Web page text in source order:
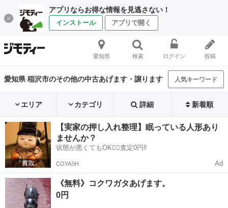
アプリならお得な情報を見逃さない！
インストール アプリで開く
愛知県 検索 ログイン 投稿
愛知県 稲沢市のその他の中古あげます・譲ります 人気キーワード
エリア カテゴリ 詳細 新着順
【実家の押し入れ整理】眠っている人形あり
ませんか？
状態が悪くてもOK🙆‍♀️査定0円‼️
COYASH Ad
《無料》コクワガタあげます。
0円